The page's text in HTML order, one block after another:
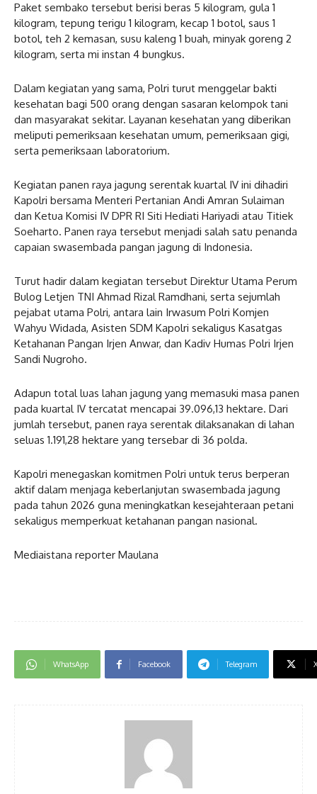
Paket sembako tersebut berisi beras 5 kilogram, gula 1
kilogram, tepung terigu 1 kilogram, kecap 1 botol, saus 1
botol, teh 2 kemasan, susu kaleng 1 buah, minyak goreng 2
kilogram, serta mi instan 4 bungkus.
Dalam kegiatan yang sama, Polri turut menggelar bakti
kesehatan bagi 500 orang dengan sasaran kelompok tani
dan masyarakat sekitar. Layanan kesehatan yang diberikan
meliputi pemeriksaan kesehatan umum, pemeriksaan gigi,
serta pemeriksaan laboratorium.
Kegiatan panen raya jagung serentak kuartal IV ini dihadiri
Kapolri bersama Menteri Pertanian Andi Amran Sulaiman
dan Ketua Komisi IV DPR RI Siti Hediati Hariyadi atau Titiek
Soeharto. Panen raya tersebut menjadi salah satu penanda
capaian swasembada pangan jagung di Indonesia.
Turut hadir dalam kegiatan tersebut Direktur Utama Perum
Bulog Letjen TNI Ahmad Rizal Ramdhani, serta sejumlah
pejabat utama Polri, antara lain Irwasum Polri Komjen
Wahyu Widada, Asisten SDM Kapolri sekaligus Kasatgas
Ketahanan Pangan Irjen Anwar, dan Kadiv Humas Polri Irjen
Sandi Nugroho.
Adapun total luas lahan jagung yang memasuki masa panen
pada kuartal IV tercatat mencapai 39.096,13 hektare. Dari
jumlah tersebut, panen raya serentak dilaksanakan di lahan
seluas 1.191,28 hektare yang tersebar di 36 polda.
Kapolri menegaskan komitmen Polri untuk terus berperan
aktif dalam menjaga keberlanjutan swasembada jagung
pada tahun 2026 guna meningkatkan kesejahteraan petani
sekaligus memperkuat ketahanan pangan nasional.
Mediaistana reporter Maulana
WhatsApp Facebook Telegram